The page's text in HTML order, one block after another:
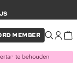
MEMBER
te behouden